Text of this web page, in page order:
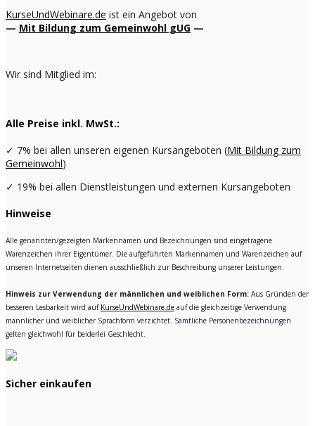
KurseUndWebinare.de ist ein Angebot von
— Mit Bildung zum Gemeinwohl gUG —
Wir sind Mitglied im:
Alle Preise inkl. MwSt.:
✓ 7% bei allen unseren eigenen Kursangeboten (Mit Bildung zum
Gemeinwohl)
✓ 19% bei allen Dienstleistungen und externen Kursangeboten
Hinweise
Alle genannten/gezeigten Markennamen und Bezeichnungen sind eingetragene
Warenzeichen ihrer Eigentümer. Die aufgeführten Markennamen und Warenzeichen auf
unseren Internetseiten dienen ausschließlich zur Beschreibung unserer Leistungen.
Hinweis zur Verwendung der männlichen und weiblichen Form: Aus Gründen der
besseren Lesbarkeit wird auf KurseUndWebinare.de auf die gleichzeitige Verwendung
männlicher und weiblicher Sprachform verzichtet. Sämtliche Personenbezeichnungen
gelten gleichwohl für beiderlei Geschlecht.
Sicher einkaufen